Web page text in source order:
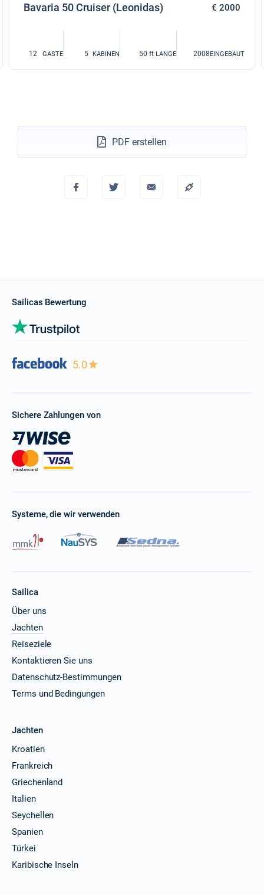
Bavaria 50 Cruiser (Leonidas) € 2000
12 GASTE 5 KABINEN 50 ft LANGE 2008EINGEBAUT
PDF erstellen
Sailicas Bewertung
5.0
Sichere Zahlungen von
Systeme, die wir verwenden
Sailica
Über uns
Jachten
Reiseziele
Kontaktieren Sie uns
Datenschutz-Bestimmungen
Terms und Bedingungen
Jachten
Kroatien
Frankreich
Griechenland
Italien
Seychellen
Spanien
Türkei
Karibische Inseln